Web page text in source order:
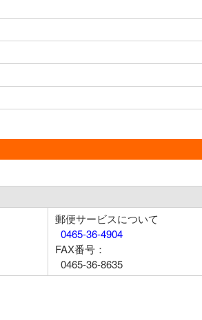
郵便サービスについて
0465-36-4904
FAX番号：
0465-36-8635